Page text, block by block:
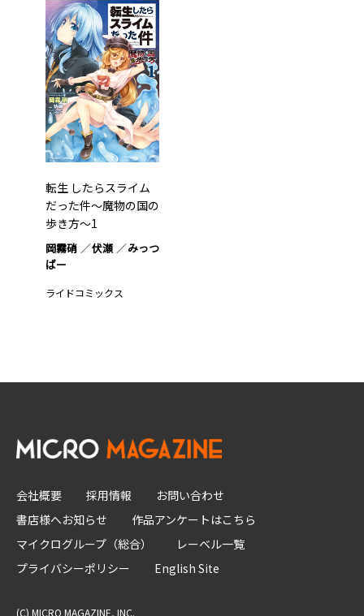
転生 したらスライム
だった件～魔物の国の
歩き方～1
岡霧硝 伏瀬
みっつ
ばー
ライドコミックス
会社概要 採用情報
お問い合わせ
書店様へお知らせ
作品アンケートはこちら
マイクログループ（総合）
レーベル一覧
プライバシーポリシー
English Site
(C) MICRO MAGAZINE, INC.